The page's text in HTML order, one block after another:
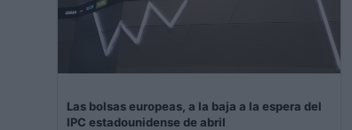
Las bolsas europeas, a la baja a la espera del
IPC estadounidense de abril